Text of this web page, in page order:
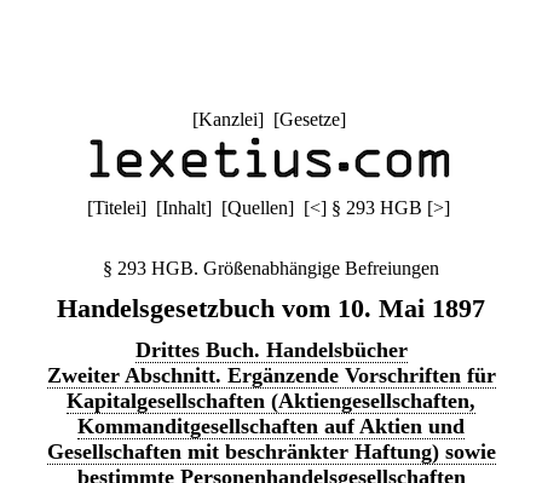
[Kanzlei] [Gesetze]
[Titelei] [Inhalt] [Quellen] [<] § 293 HGB [>]
§ 293 HGB. Größenabhängige Befreiungen
Handelsgesetzbuch vom 10. Mai 1897
Drittes Buch. Handelsbücher
Zweiter Abschnitt. Ergänzende Vorschriften für
Kapitalgesellschaften (Aktiengesellschaften,
Kommanditgesellschaften auf Aktien und
Gesellschaften mit beschränkter Haftung) sowie
bestimmte Personenhandelsgesellschaften